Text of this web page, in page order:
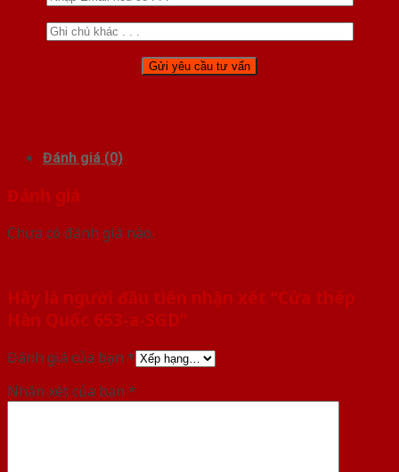
Đánh giá (0)
Đánh giá
Chưa có đánh giá nào.
Hãy là người đầu tiên nhận xét “Cửa thép
Hàn Quốc 653-a-SGD”
Đánh giá của bạn *
Nhận xét của bạn *